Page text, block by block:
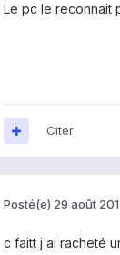
Le pc le reconnait
Citer
Posté(e) 29 août
c faitt j ai racheté